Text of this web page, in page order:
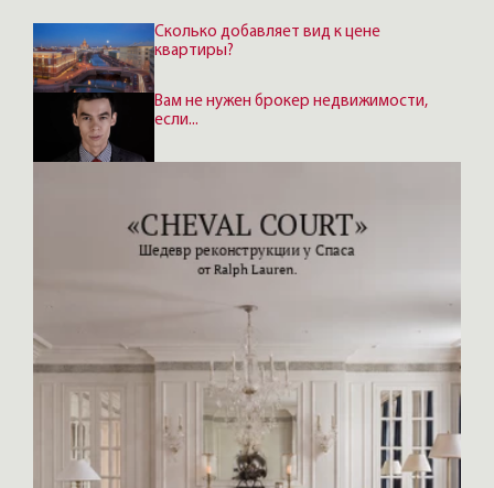
Сколько добавляет вид к цене
квартиры?
Вам не нужен брокер недвижимости,
если...